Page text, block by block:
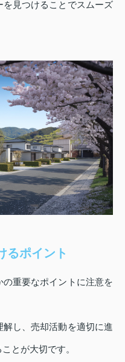
見つけることでスムーズ
るポイント
重要なポイントに注意を
し、売却活動を適切に進
とが大切です。